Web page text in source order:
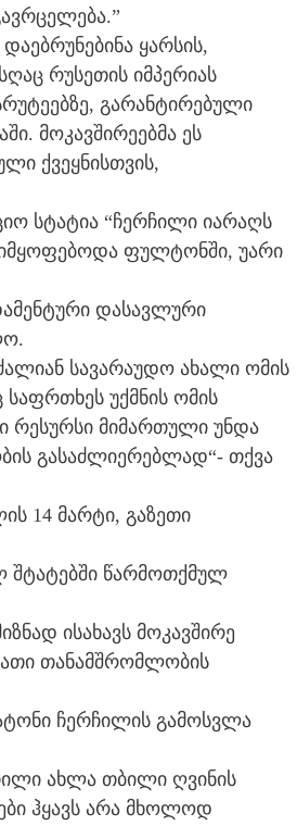
ყარსის,
რუსეთის იმპერიას
გარანტირებული
მოკავშირეებმა ეს
ქვეყნისთვის,
სტატია “ჩერჩილი იარაღს
იმყოფებოდა ფულტონში, უარი
დასავლური
სავარაუდო ახალი ომის
უქმნის ომის
რესურსი მიმართული უნდა
გასაძლიერებლად“- თქვა
14 მარტი, გაზეთი
შტატებში წარმოთქმულ
ისახავს მოკავშირე
თანამშრომლობის
ჩერჩილის გამოსვლა
ახლა თბილი ღვინის
ჰყავს არა მხოლოდ